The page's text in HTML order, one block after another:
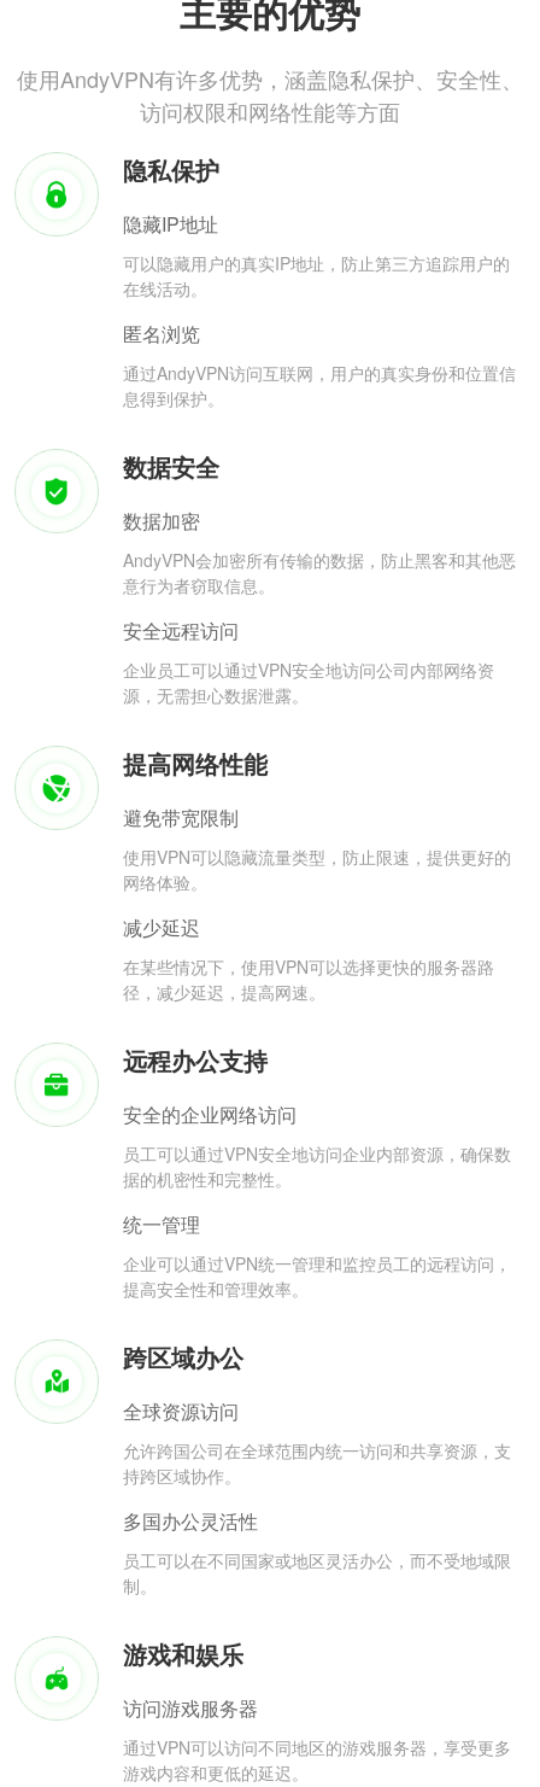
主要的优势
使用AndyVPN有许多优势，涵盖隐私保护、安全性、
访问权限和网络性能等方面
隐私保护
隐藏IP地址
可以隐藏用户的真实IP地址，防止第三方追踪用户的
在线活动。
匿名浏览
通过AndyVPN访问互联网，用户的真实身份和位置信
息得到保护。
数据安全
数据加密
AndyVPN会加密所有传输的数据，防止黑客和其他恶
意行为者窃取信息。
安全远程访问
企业员工可以通过VPN安全地访问公司内部网络资
源，无需担心数据泄露。
提高网络性能
避免带宽限制
使用VPN可以隐藏流量类型，防止限速，提供更好的
网络体验。
减少延迟
在某些情况下，使用VPN可以选择更快的服务器路
径，减少延迟，提高网速。
远程办公支持
安全的企业网络访问
员工可以通过VPN安全地访问企业内部资源，确保数
据的机密性和完整性。
统一管理
企业可以通过VPN统一管理和监控员工的远程访问，
提高安全性和管理效率。
跨区域办公
全球资源访问
允许跨国公司在全球范围内统一访问和共享资源，支
持跨区域协作。
多国办公灵活性
员工可以在不同国家或地区灵活办公，而不受地域限
制。
游戏和娱乐
访问游戏服务器
通过VPN可以访问不同地区的游戏服务器，享受更多
游戏内容和更低的延迟。